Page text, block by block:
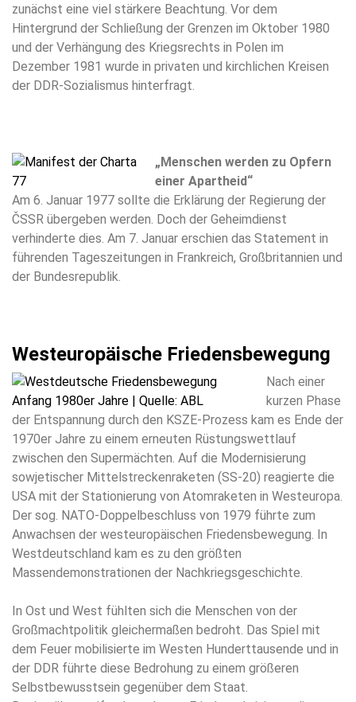
zunächst eine viel stärkere Beachtung. Vor dem
Hintergrund der Schließung der Grenzen im Oktober 1980
und der Verhängung des Kriegsrechts in Polen im
Dezember 1981 wurde in privaten und kirchlichen Kreisen
der DDR-Sozialismus hinterfragt.
„Menschen werden zu Opfern
einer Apartheid“
Am 6. Januar 1977 sollte die Erklärung der Regierung der
ČSSR übergeben werden. Doch der Geheimdienst
verhinderte dies. Am 7. Januar erschien das Statement in
führenden Tageszeitungen in Frankreich, Großbritannien und
der Bundesrepublik.
Westeuropäische Friedensbewegung
Nach einer
kurzen Phase
der Entspannung durch den KSZE-Prozess kam es Ende der
1970er Jahre zu einem erneuten Rüstungswettlauf
zwischen den Supermächten. Auf die Modernisierung
sowjetischer Mittelstreckenraketen (SS-20) reagierte die
USA mit der Stationierung von Atomraketen in Westeuropa.
Der sog. NATO-Doppelbeschluss von 1979 führte zum
Anwachsen der westeuropäischen Friedensbewegung. In
Westdeutschland kam es zu den größten
Massendemonstrationen der Nachkriegsgeschichte.
In Ost und West fühlten sich die Menschen von der
Großmachtpolitik gleichermaßen bedroht. Das Spiel mit
dem Feuer mobilisierte im Westen Hunderttausende und in
der DDR führte diese Bedrohung zu einem größeren
Selbstbewusstsein gegenüber dem Staat.